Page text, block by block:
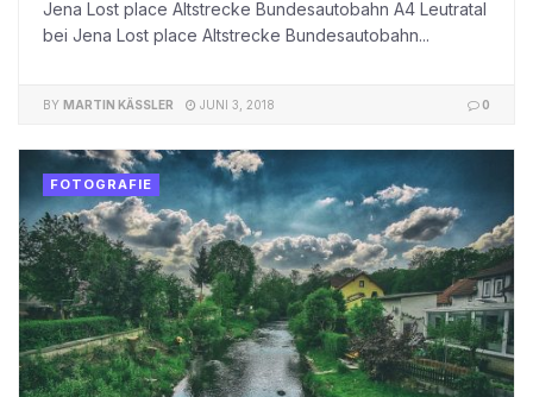
Jena Lost place Altstrecke Bundesautobahn A4 Leutratal
bei Jena Lost place Altstrecke Bundesautobahn...
BY MARTIN KÄSSLER JUNI 3, 2018 0
FOTOGRAFIE